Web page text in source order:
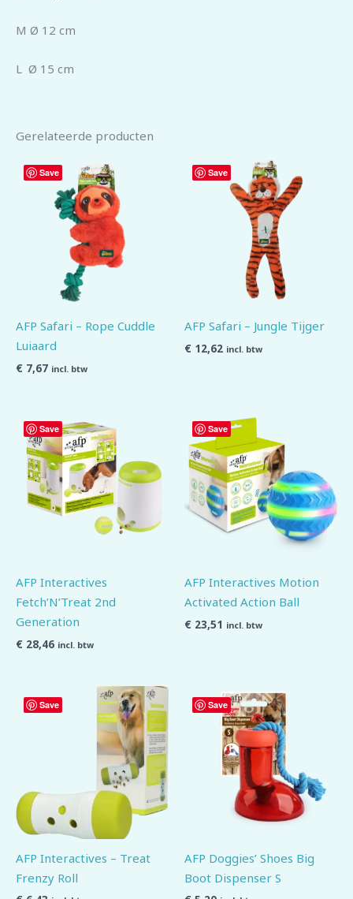
M Ø 12 cm
L Ø 15 cm
Gerelateerde producten
Save
AFP Safari – Rope Cuddle
Luiaard
€ 7,67 incl. btw
Save
AFP Safari – Jungle Tijger
€ 12,62 incl. btw
Save
AFP Interactives
Fetch’N’Treat 2nd
Generation
€ 28,46 incl. btw
Save
AFP Interactives Motion
Activated Action Ball
€ 23,51 incl. btw
Save
AFP Interactives – Treat
Frenzy Roll
Save
AFP Doggies’ Shoes Big
Boot Dispenser S